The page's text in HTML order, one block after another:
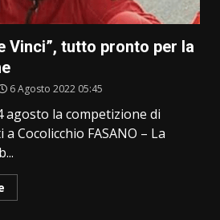
Vinci”, tutto pronto per la
6 Agosto 2022 05:45
agosto la competizione di
Cocolicchio FASANO – La